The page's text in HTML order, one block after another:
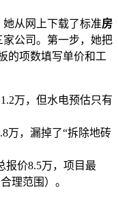
从网上下载了标准房
家公司。第一步，她把
的项数填写单价和工
万，但水电预估只有
万，漏掉了“拆除地砖
报价8.5万，项目最
理范围）。